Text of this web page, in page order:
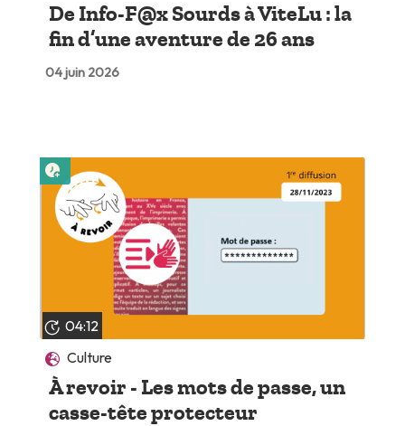
De Info-F@x Sourds à ViteLu : la
fin d’une aventure de 26 ans
04 juin 2026
04:12
Culture
À revoir - Les mots de passe, un
casse-tête protecteur